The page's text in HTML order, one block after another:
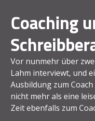
Coaching
Vor nunmehr über
Lahm interviewt, und
Ausbildung zum
nicht mehr als eine
Zeit ebenfalls zum